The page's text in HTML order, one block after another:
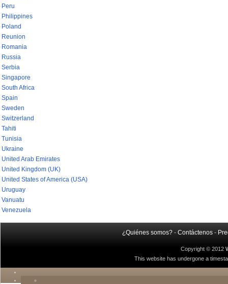
Peru
Philippines
Poland
Reunion
Romania
Russia
Serbia
Singapore
South Africa
Spain
Sweden
Switzerland
Tahiti
Tunisia
Ukraine
United Arab Emirates
United Kingdom (UK)
United States of America (USA)
Uruguay
Vanuatu
Venezuela
¿Quiénes somos? - Contáctenos -
Copyright © 2012
This website has undergone a